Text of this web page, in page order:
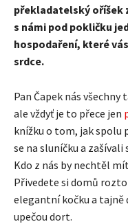
překladatelský oříšek
s námi pod pokličku
hospodaření, které
srdce.
Pan Čapek nás
ale vždyť je to přece jen
knížku o tom, jak spolu
se na sluníčku a
Kdo z nás by nechtěl
Přivedete si domů
elegantní kočku a tajně
upečou dort.